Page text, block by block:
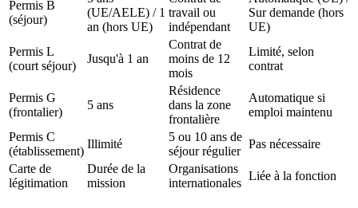
Permis B
(séjour)
(UE/AELE) / 1
an (hors UE)
travail ou
indépendant
Sur demande (hors
UE)
Permis L
(court séjour)
Jusqu'à 1 an
Contrat de
moins de 12
mois
Limité, selon
contrat
Permis G
(frontalier)
5 ans
Résidence
dans la zone
frontalière
Automatique si
emploi maintenu
Permis C
(établissement)
Illimité
5 ou 10 ans de
séjour régulier
Pas nécessaire
Carte de
légitimation
Durée de la
mission
Organisations
internationales
Liée à la fonction